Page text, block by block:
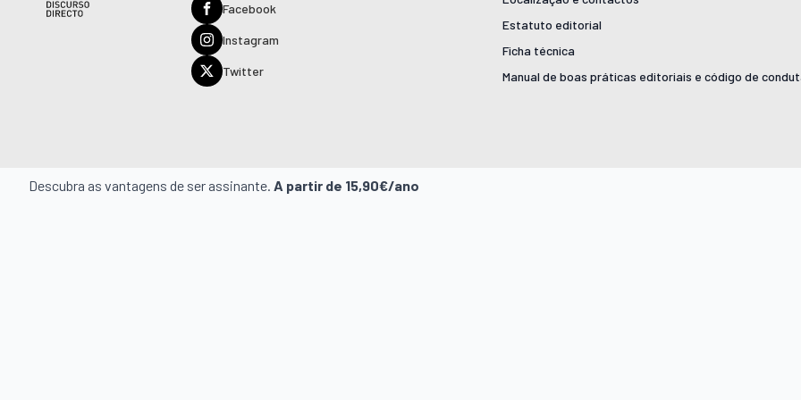
Facebook
Instagram
Twitter
Estatuto editorial
Ficha técnica
Manual de boas práticas editoriais e código de
Descubra as vantagens de ser assinante. A partir de 15,90€/ano